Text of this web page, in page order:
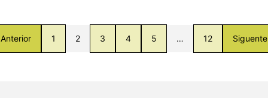
Anterior 1 2 3 4 5 … 12 Siguente